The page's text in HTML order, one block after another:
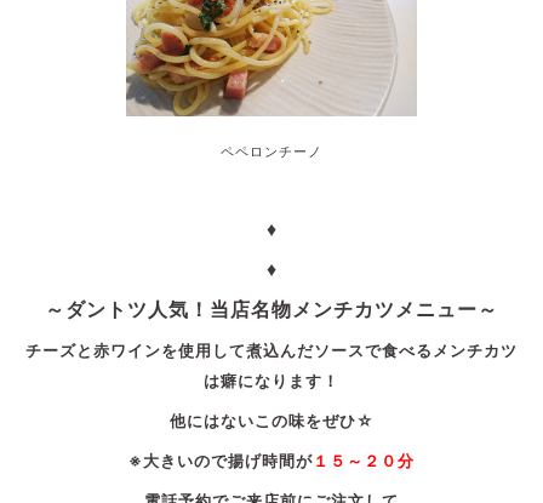
ペペロンチーノ
♦
♦
～ダントツ人気！当店名物メンチカツメニュー～
チーズと赤ワインを使用して煮込んだソースで食べるメンチカツ
は癖になります！
他にはないこの味をぜひ☆
※大きいので揚げ時間が１５～２０分